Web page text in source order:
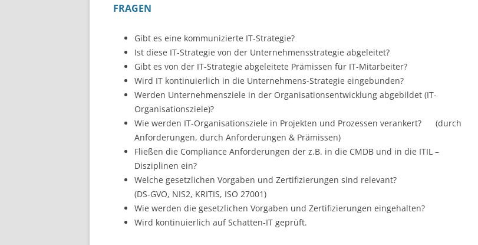
MANAGEMENT- LANDKARTE TEIL1:
ORGANISATORISCHE METHODEN
MANAGEMENT – LANDKARTE
TEIL3: BIG PICTURE
UNTERNEHMENS-IDENTITÄTEN:
LEITLINIEN FÜR DIE SICHERHEIT
WIE STELLT MAN DIE
LEISTUNGSFÄHIGKEIT DER IT
FEST?
ORGANISATION – EINFÜHRUNG
ZUKUNFTSFÄHIGKEIT DER IT-
ORGANISATION- AUDITINHALTE
FRAGEN
Gibt es eine kommunizierte IT-Strategie?
Ist diese IT-Strategie von der Unternehmensstrategie abgeleitet?
Gibt es von der IT-Strategie abgeleitete Prämissen für IT-Mitarbeiter?
Wird IT kontinuierlich in die Unternehmens-Strategie eingebunden?
Werden Unternehmensziele in der Organisationsentwicklung abgebildet (IT-
Organisationsziele)?
Wie werden IT-Organisationsziele in Projekten und Prozessen verankert? (durch
Anforderungen, durch Anforderungen & Prämissen)
Fließen die Compliance Anforderungen der z.B. in die CMDB und in die ITIL –
Disziplinen ein?
Welche gesetzlichen Vorgaben und Zertifizierungen sind relevant?
(DS-GVO, NIS2, KRITIS, ISO 27001)
Wie werden die gesetzlichen Vorgaben und Zertifizierungen eingehalten?
Wird kontinuierlich auf Schatten-IT geprüft.